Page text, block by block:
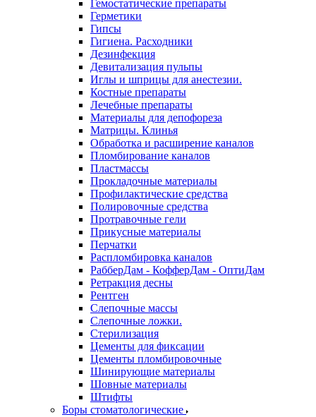
Гемостатические препараты
Герметики
Гипсы
Гигиена. Расходники
Дезинфекция
Девитализация пульпы
Иглы и шприцы для анестезии.
Костные препараты
Лечебные препараты
Материалы для депофореза
Матрицы. Клинья
Обработка и расширение каналов
Пломбирование каналов
Пластмассы
Прокладочные материалы
Профилактические средства
Полировочные средства
Протравочные гели
Прикусные материалы
Перчатки
Распломбировка каналов
РабберДам - КофферДам - ОптиДам
Ретракция десны
Рентген
Слепочные массы
Слепочные ложки.
Стерилизация
Цементы для фиксации
Цементы пломбировочные
Шинирующие материалы
Шовные материалы
Штифты
Боры стоматологические